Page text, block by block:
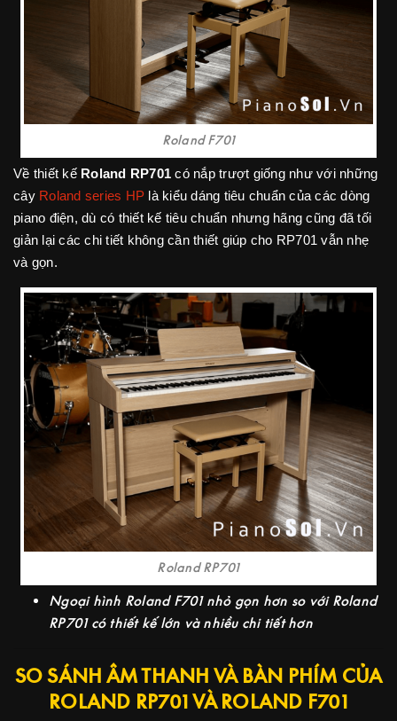
Roland F701
Về thiết kế Roland RP701 có nắp trượt giống như với những
cây Roland series HP là kiểu dáng tiêu chuẩn của các dòng
piano điện, dù có thiết kế tiêu chuẩn nhưng hãng cũng đã tối
giản lại các chi tiết không cần thiết giúp cho RP701 vẫn nhẹ
và gọn.
Roland RP701
Ngoại hình Roland F701 nhỏ gọn hơn so với Roland
RP701 có thiết kế lớn và nhiều chi tiết hơn
SO SÁNH ÂM THANH VÀ BÀN PHÍM CỦA
ROLAND RP701 VÀ ROLAND F701